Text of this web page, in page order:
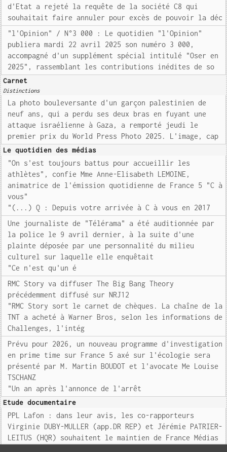
d'Etat a rejeté la requête de la société C8 qui
souhaitait faire annuler pour excès de pouvoir la déc
"l'Opinion" / N°3 000 : Le quotidien "l'Opinion"
publiera mardi 22 avril 2025 son numéro 3 000,
accompagné d'un supplément spécial intitulé "Oser en
2025", rassemblant les contributions inédites de so
Carnet
Distinctions
La photo bouleversante d'un garçon palestinien de
neuf ans, qui a perdu ses deux bras en fuyant une
attaque israélienne à Gaza, a remporté jeudi le
premier prix du World Press Photo 2025. L'image, cap
Le quotidien des médias
"On s'est toujours battus pour accueillir les
athlètes", confie Mme Anne-Elisabeth LEMOINE,
animatrice de l'émission quotidienne de France 5 "C à
vous"
"(...) Q : Depuis votre arrivée à C à vous en 2017
Une journaliste de "Télérama" a été auditionnée par
la police le 9 avril dernier, à la suite d'une
plainte déposée par une personnalité du milieu
culturel sur laquelle elle enquêtait
"Ce n'est qu'un é
RMC Story va diffuser The Big Bang Theory
précédemment diffusé sur NRJ12
"RMC Story sort le carnet de chèques. La chaîne de la
TNT a acheté à Warner Bros, selon les informations de
Challenges, l'intég
Prévu pour 2026, un nouveau programme d'investigation
en prime time sur France 5 axé sur l'écologie sera
présenté par M. Martin BOUDOT et l'avocate Me Louise
TSCHANZ
"Un an après l'annonce de l'arrêt
Etude documentaire
PPL Lafon : dans leur avis, les co-rapporteurs
Virginie DUBY-MULLER (app.DR REP) et Jérémie PATRIER-
LEITUS (HQR) souhaitent le maintien de France Médias